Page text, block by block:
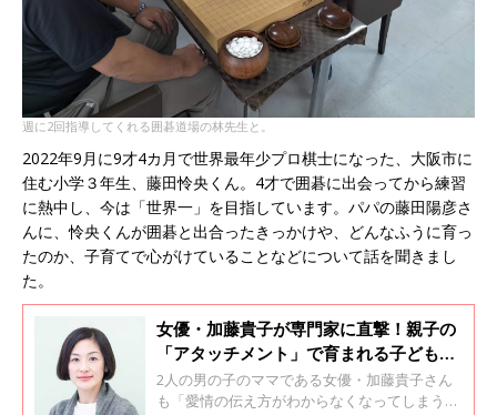
週に2回指導してくれる囲碁道場の林先生と。
2022年9月に9才4カ月で世界最年少プロ棋士になった、大阪市に
住む小学３年生、藤田怜央くん。4才で囲碁に出会ってから練習
に熱中し、今は「世界一」を目指しています。パパの藤田陽彦さ
んに、怜央くんが囲碁と出合ったきっかけや、どんなふうに育っ
たのか、子育てで心がけていることなどについて話を聞きまし
た。
女優・加藤貴子が専門家に直撃！親子の
「アタッチメント」で育まれる子どもの
チカラとは？
2人の男の子のママである女優・加藤貴子さん
も「愛情の伝え方がわからなくなってしまうと